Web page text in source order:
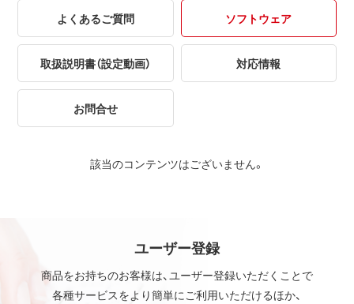
よくあるご質問 ソフトウェア
取扱説明書（設定動画） 対応情報
お問合せ
該当のコンテンツはございません。
ユーザー登録
商品をお持ちのお客様は、ユーザー登録いただくことで
各種サービスをより簡単にご利用いただけるほか、